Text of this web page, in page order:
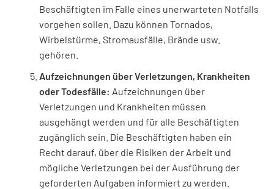
Beschäftigten im Falle eines unerwarteten Notfalls
vorgehen sollen. Dazu können Tornados,
Wirbelstürme, Stromausfälle, Brände usw.
gehören.
Aufzeichnungen über Verletzungen, Krankheiten
oder Todesfälle: Aufzeichnungen über
Verletzungen und Krankheiten müssen
ausgehängt werden und für alle Beschäftigten
zugänglich sein. Die Beschäftigten haben ein
Recht darauf, über die Risiken der Arbeit und
mögliche Verletzungen bei der Ausführung der
geforderten Aufgaben informiert zu werden.